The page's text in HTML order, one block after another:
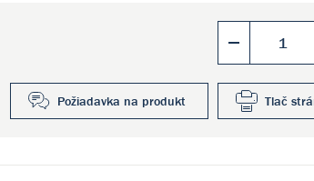
Požiadavka na produkt Tlač